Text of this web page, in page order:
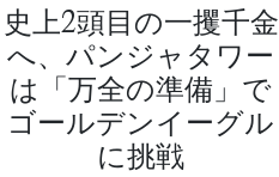
史上2頭目の一攫千金
へ、パンジャタワー
は「万全の準備」で
ゴールデンイーグル
に挑戦